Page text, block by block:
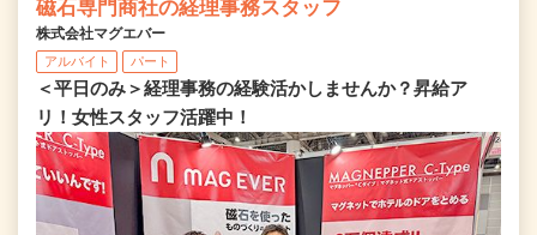
磁石専門商社の経理事務スタッフ
株式会社マグエバー
アルバイト パート
＜平日のみ＞経理事務の経験活かしませんか？昇給ア
リ！女性スタッフ活躍中！